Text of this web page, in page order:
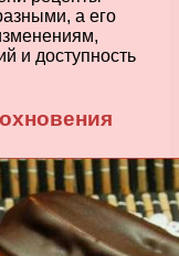
а его
и доступность